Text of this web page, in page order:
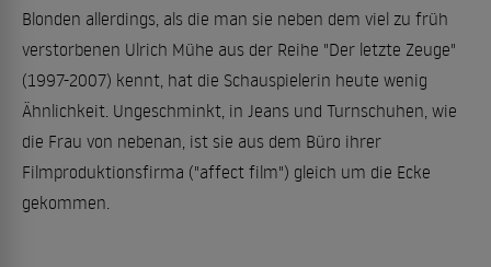
Blonden allerdings, als die man sie neben dem viel zu früh
verstorbenen Ulrich Mühe aus der Reihe "Der letzte Zeuge"
(1997-2007) kennt, hat die Schauspielerin heute wenig
Ähnlichkeit. Ungeschminkt, in Jeans und Turnschuhen, wie
die Frau von nebenan, ist sie aus dem Büro ihrer
Filmproduktionsfirma ("affect film") gleich um die Ecke
gekommen.